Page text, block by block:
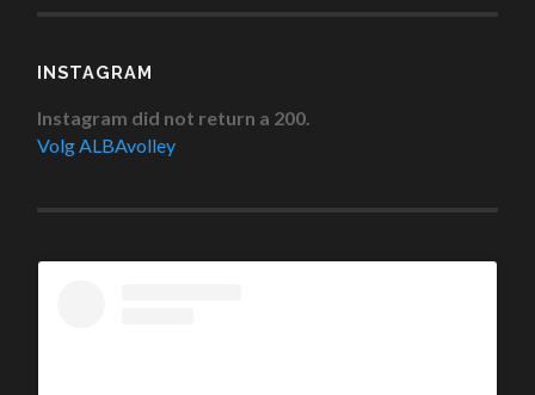
INSTAGRAM
Instagram did not return a 200.
Volg ALBAvolley